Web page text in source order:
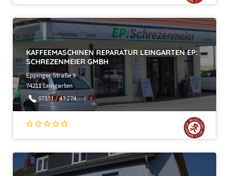
KAFFEEMASCHINEN REPARATUR LEINGARTEN EP:
SCHREZENMEIER GMBH
Eppinger Straße 9
74211 Leingarten
07131 / 43 274